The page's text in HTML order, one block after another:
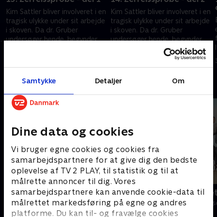
Samtykke Detaljer Om
Dine data og cookies
Vi bruger egne cookies og cookies fra
samarbejdspartnere for at give dig den bedste
oplevelse af TV 2 PLAY, til statistik og til at
målrette annoncer til dig. Vores
samarbejdspartnere kan anvende cookie-data til
målrettet markedsføring på egne og andres
platforme. Du kan til- og fravælge cookies
Kim Sattler bliver involveret i en
tragisk ulykke under sit arbejde
i skoven. Da dr. Gruber
undersøger hende, begynder
Kim Sattler bliver involveret i en
tragisk ulykke under sit arbejde
i skoven. Da dr. Gruber
undersøger hende, begynder
han at opdage et mønster.
30. januar 2025 • 43 min
Andre så også
Bjergets helte
Drama • 15 sæsoner Drama • 10